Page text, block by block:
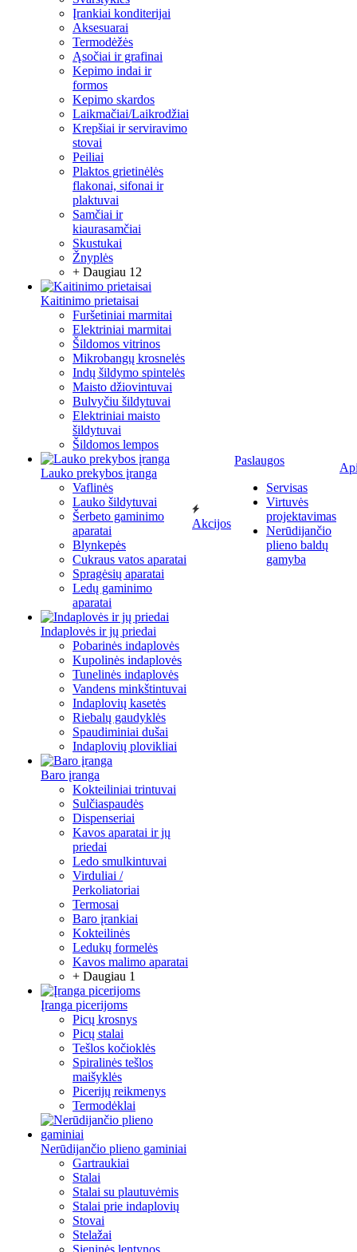
Įrankiai konditerijai
Aksesuarai
Termodėžės
Ąsočiai ir grafinai
Kepimo indai ir
formos
Kepimo skardos
Laikmačiai/Laikrodžiai
Krepšiai ir serviravimo
stovai
Peiliai
Plaktos grietinėlės
flakonai, sifonai ir
plaktuvai
Samčiai ir
kiaurasamčiai
Skustukai
Žnyplės
+ Daugiau 12
Kaitinimo prietaisai
Furšetiniai marmitai
Elektriniai marmitai
Šildomos vitrinos
Mikrobangų krosnelės
Indų šildymo spintelės
Maisto džiovintuvai
Bulvyčiu šildytuvai
Elektriniai maisto
šildytuvai
Šildomos lempos
Lauko prekybos įranga
Vaflinės
Lauko šildytuvai
Šerbeto gaminimo
aparatai
Blynkepės
Cukraus vatos aparatai
Spragėsių aparatai
Ledų gaminimo
aparatai
Indaplovės ir jų priedai
Pobarinės indaplovės
Kupolinės indaplovės
Tunelinės indaplovės
Vandens minkštintuvai
Indaplovių kasetės
Riebalų gaudyklės
Spaudiminiai dušai
Indaplovių plovikliai
Baro įranga
Kokteiliniai trintuvai
Sulčiaspaudės
Dispenseriai
Kavos aparatai ir jų
priedai
Ledo smulkintuvai
Virduliai /
Perkoliatoriai
Termosai
Baro įrankiai
Kokteilinės
Ledukų formelės
Kavos malimo aparatai
+ Daugiau 1
Įranga picerijoms
Picų krosnys
Picų stalai
Tešlos kočioklės
Spiralinės tešlos
maišyklės
Picerijų reikmenys
Termodėklai
Nerūdijančio plieno gaminiai
Gartraukiai
Stalai
Stalai su plautuvėmis
Stalai prie indaplovių
Stovai
Stelažai
Sieninės lentynos
Akcijos
Paslaugos
Servisas
Virtuvės
projektavimas
Nerūdijančio
plieno baldų
gamyba